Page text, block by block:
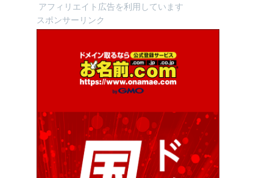
アフィリエイト広告を利用しています
スポンサーリンク